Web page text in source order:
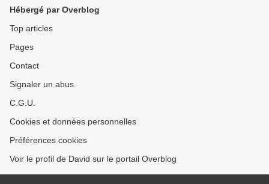
Hébergé par Overblog
Top articles
Pages
Contact
Signaler un abus
C.G.U.
Cookies et données personnelles
Préférences cookies
Voir le profil de David sur le portail Overblog